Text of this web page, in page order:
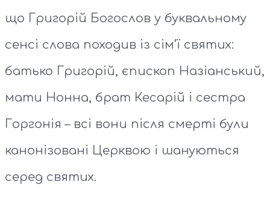
що Григорій Богослов у буквальному
сенсі слова походив із сім’ї святих:
батько Григорій, єпископ Назіанський,
мати Нонна, брат Кесарій і сестра
Горгонія – всі вони після смерті були
канонізовані Церквою і шануються
серед святих.